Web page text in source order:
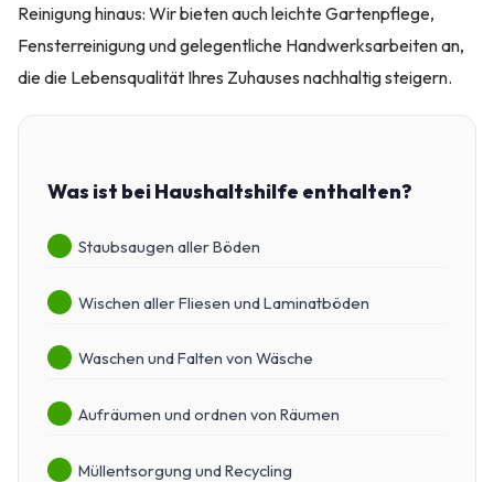
Reinigung hinaus: Wir bieten auch leichte Gartenpflege,
Fensterreinigung und gelegentliche Handwerksarbeiten an,
die die Lebensqualität Ihres Zuhauses nachhaltig steigern.
Was ist bei Haushaltshilfe enthalten?
Staubsaugen aller Böden
Wischen aller Fliesen und Laminatböden
Waschen und Falten von Wäsche
Aufräumen und ordnen von Räumen
Müllentsorgung und Recycling